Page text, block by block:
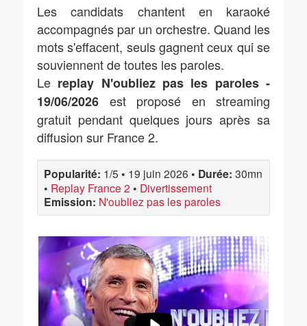
Les candidats chantent en karaoké
accompagnés par un orchestre. Quand les
mots s'effacent, seuls gagnent ceux qui se
souviennent de toutes les paroles.
Le replay N'oubliez pas les paroles -
19/06/2026 est proposé en streaming
gratuit pendant quelques jours après sa
diffusion sur France 2.
Popularité: 1/5 • 19 juin 2026 • Durée: 30mn
• Replay France 2 • Divertissement
Emission: N'oubliez pas les paroles